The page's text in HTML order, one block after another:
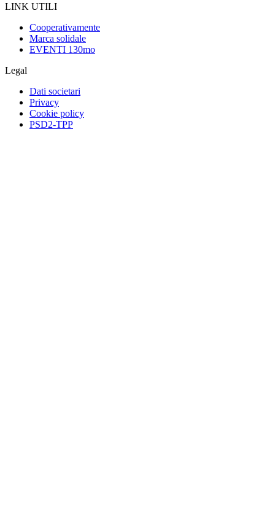
LINK UTILI
Cooperativamente
Marca solidale
EVENTI 130mo
Legal
Dati societari
Privacy
Cookie policy
PSD2-TPP